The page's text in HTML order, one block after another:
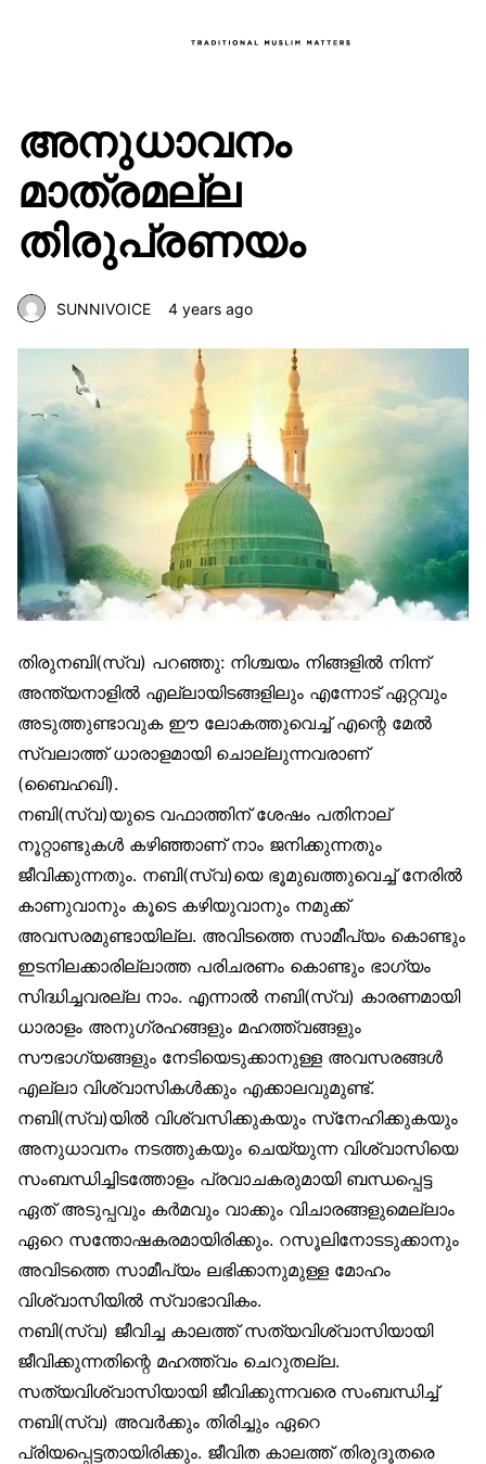
അനുധാവനം
മാത്രമല്ല
തിരുപ്രണയം
SUNNIVOICE 4 years ago
തിരുനബി(സ്വ) പറഞ്ഞു: നിശ്ചയം നിങ്ങളിൽ നിന്ന്
അന്ത്യനാളിൽ എല്ലായിടങ്ങളിലും എന്നോട് ഏറ്റവും
അടുത്തുണ്ടാവുക ഈ ലോകത്തുവെച്ച് എന്റെ മേൽ
സ്വലാത്ത് ധാരാളമായി ചൊല്ലുന്നവരാണ്
(ബൈഹഖി).
നബി(സ്വ)യുടെ വഫാത്തിന് ശേഷം പതിനാല്
നൂറ്റാണ്ടുകൾ കഴിഞ്ഞാണ് നാം ജനിക്കുന്നതും
ജീവിക്കുന്നതും. നബി(സ്വ)യെ ഭൂമുഖത്തുവെച്ച് നേരിൽ
കാണുവാനും കൂടെ കഴിയുവാനും നമുക്ക്
അവസരമുണ്ടായില്ല. അവിടത്തെ സാമീപ്യം കൊണ്ടും
ഇടനിലക്കാരില്ലാത്ത പരിചരണം കൊണ്ടും ഭാഗ്യം
സിദ്ധിച്ചവരല്ല നാം. എന്നാൽ നബി(സ്വ) കാരണമായി
ധാരാളം അനുഗ്രഹങ്ങളും മഹത്ത്വങ്ങളും
സൗഭാഗ്യങ്ങളും നേടിയെടുക്കാനുള്ള അവസരങ്ങൾ
എല്ലാ വിശ്വാസികൾക്കും എക്കാലവുമുണ്ട്.
നബി(സ്വ)യിൽ വിശ്വസിക്കുകയും സ്‌നേഹിക്കുകയും
അനുധാവനം നടത്തുകയും ചെയ്യുന്ന വിശ്വാസിയെ
സംബന്ധിച്ചിടത്തോളം പ്രവാചകരുമായി ബന്ധപ്പെട്ട
ഏത് അടുപ്പവും കർമവും വാക്കും വിചാരങ്ങളുമെല്ലാം
ഏറെ സന്തോഷകരമായിരിക്കും. റസൂലിനോടടുക്കാനും
അവിടത്തെ സാമീപ്യം ലഭിക്കാനുമുള്ള മോഹം
വിശ്വാസിയിൽ സ്വാഭാവികം.
നബി(സ്വ) ജീവിച്ച കാലത്ത് സത്യവിശ്വാസിയായി
ജീവിക്കുന്നതിന്റെ മഹത്ത്വം ചെറുതല്ല.
സത്യവിശ്വാസിയായി ജീവിക്കുന്നവരെ സംബന്ധിച്ച്
നബി(സ്വ) അവർക്കും തിരിച്ചും ഏറെ
പ്രിയപ്പെട്ടതായിരിക്കും. ജീവിത കാലത്ത് തിരുദൂതരെ